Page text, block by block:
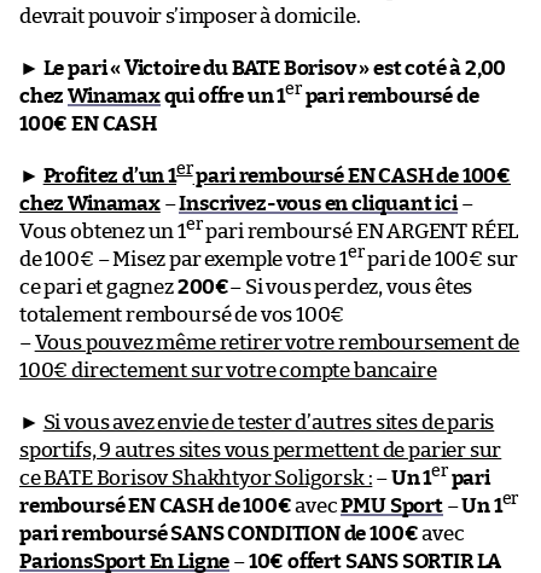
devrait pouvoir s’imposer à domicile.
► Le pari « Victoire du BATE Borisov » est coté à 2,00
chezWinamaxqui offre un 1er pari remboursé de
100€ EN CASH
► Profitez d’un 1erpari remboursé EN CASH de 100€
chez Winamax–Inscrivez-vous en cliquant ici–
Vous obtenez un 1erpari remboursé EN ARGENT RÉEL
de 100€ – Misez par exemple votre 1erpari de 100€ sur
ce pari et gagnez200€– Si vous perdez, vous êtes
totalement remboursé de vos 100€
–Vous pouvez même retirer votre remboursement de
100€ directement sur votre compte bancaire
► Si vous avez envie de tester d’autres sites de paris
sportifs, 9 autres sites vous permettent de parier sur
ce BATE Borisov Shakhtyor Soligorsk : –Un 1er pari
remboursé EN CASH de 100€avecPMU Sport–Un 1er
pari remboursé SANS CONDITION de 100€avec
ParionsSport En Ligne –10€ offert SANS SORTIR LA